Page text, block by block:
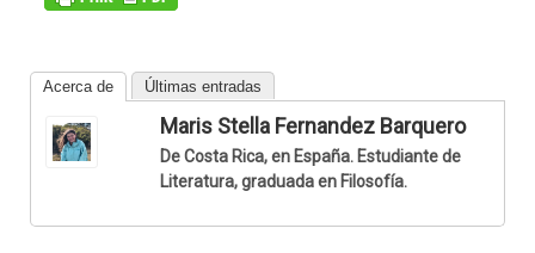
Acerca de Últimas entradas
Maris Stella Fernandez Barquero
De Costa Rica, en España. Estudiante de
Literatura, graduada en Filosofía.